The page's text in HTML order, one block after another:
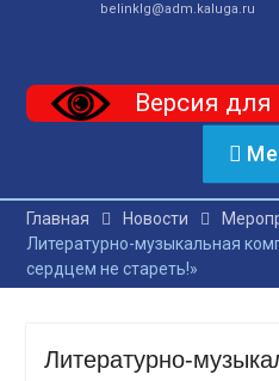
belinklg@adm.kaluga.ru
Версия
Главная Новости
Литературно-музыкальная
сердцем не стареть!»
Литературно-